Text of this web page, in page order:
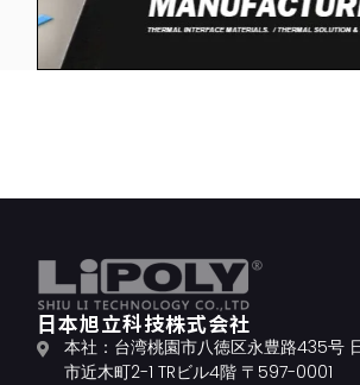
日本旭立科技株式会社
本社：台湾桃園市八徳区永豊路435号
市近木町2-1 TRビル4階 〒597-0001